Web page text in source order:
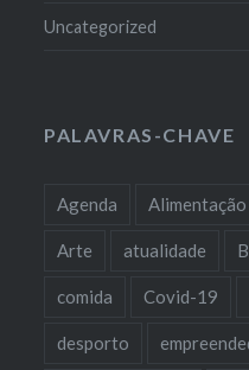
Uncategorized
PALAVRAS-CHAVE
Agenda Alimentação
Arte atualidade
comida Covid-19
desporto